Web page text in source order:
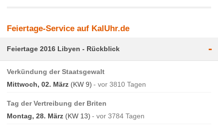
Feiertage-Service auf KalUhr.de
Feiertage 2016 Libyen - Rückblick -
Verkündung der Staatsgewalt
Mittwoch, 02. März (KW 9) vor 3810 Tagen
Tag der Vertreibung der Briten
Montag, 28. März (KW 13) vor 3784 Tagen